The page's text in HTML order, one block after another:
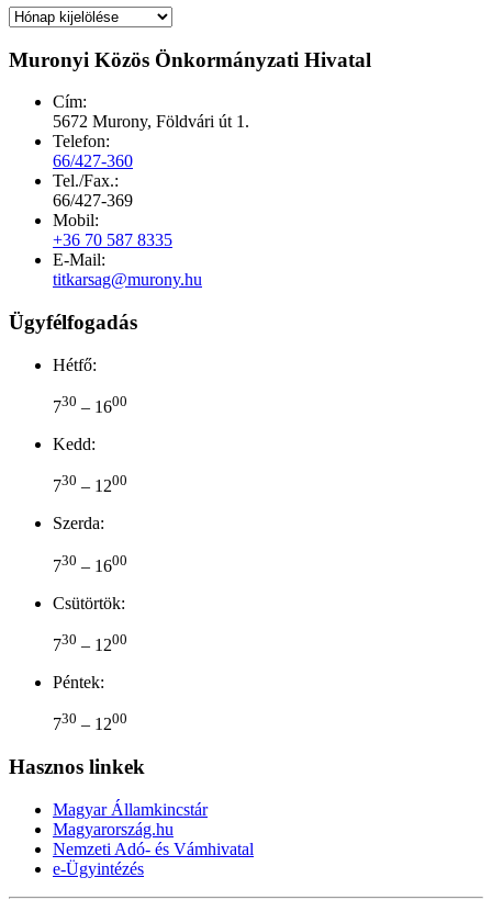
Archívum
Muronyi Közös Önkormányzati Hivatal
Cím:
5672 Murony, Földvári út 1.
Telefon:
66/427-360
Tel./Fax.:
66/427-369
Mobil:
+36 70 587 8335
E-Mail:
titkarsag@murony.hu
Ügyfélfogadás
Hétfő:
730 – 1600
Kedd:
730 – 1200
Szerda:
730 – 1600
Csütörtök:
730 – 1200
Péntek:
730 – 1200
Hasznos linkek
Magyar Államkincstár
Magyarország.hu
Nemzeti Adó- és Vámhivatal
e-Ügyintézés